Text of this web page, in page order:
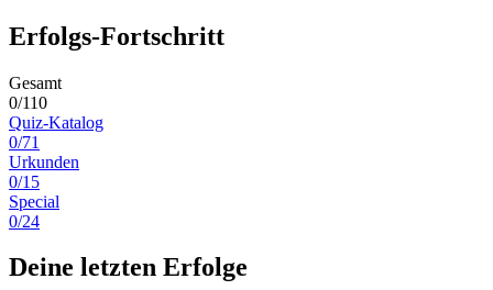
Erfolgs-Fortschritt
Gesamt
0/110
Quiz-Katalog
0/71
Urkunden
0/15
Special
0/24
Deine letzten Erfolge